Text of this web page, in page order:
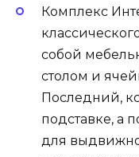
Комплекс
собой
столом и
Последний,
подставке, а
для